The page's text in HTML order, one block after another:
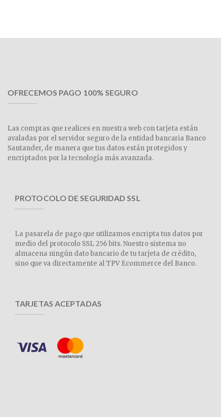
OFRECEMOS PAGO 100% SEGURO
Las compras que realices en nuestra web con tarjeta están
avaladas por el servidor seguro de la entidad bancaria Banco
Santander, de manera que tus datos están protegidos y
encriptados por la tecnología más avanzada.
PROTOCOLO DE SEGURIDAD SSL
La pasarela de pago que utilizamos encripta tus datos por
medio del protocolo SSL 256 bits. Nuestro sistema no
almacena ningún dato bancario de tu tarjeta de crédito,
sino que va directamente al TPV Ecommerce del Banco.
TARJETAS ACEPTADAS